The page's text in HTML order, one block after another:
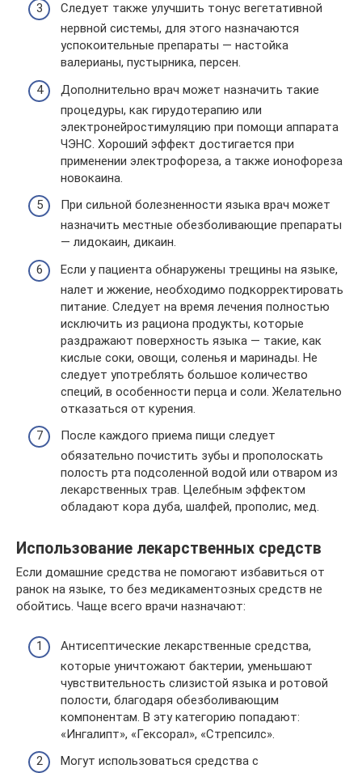
Следует также улучшить тонус вегетативной
нервной системы, для этого назначаются
успокоительные препараты — настойка
валерианы, пустырника, персен.
Дополнительно врач может назначить такие
процедуры, как гирудотерапию или
электронейростимуляцию при помощи аппарата
ЧЭНС. Хороший эффект достигается при
применении электрофореза, а также ионофореза
новокаина.
При сильной болезненности языка врач может
назначить местные обезболивающие препараты
— лидокаин, дикаин.
Если у пациента обнаружены трещины на языке,
налет и жжение, необходимо подкорректировать
питание. Следует на время лечения полностью
исключить из рациона продукты, которые
раздражают поверхность языка — такие, как
кислые соки, овощи, соленья и маринады. Не
следует употреблять большое количество
специй, в особенности перца и соли. Желательно
отказаться от курения.
После каждого приема пищи следует
обязательно почистить зубы и прополоскать
полость рта подсоленной водой или отваром из
лекарственных трав. Целебным эффектом
обладают кора дуба, шалфей, прополис, мед.
Использование лекарственных средств
Если домашние средства не помогают избавиться от
ранок на языке, то без медикаментозных средств не
обойтись. Чаще всего врачи назначают:
Антисептические лекарственные средства,
которые уничтожают бактерии, уменьшают
чувствительность слизистой языка и ротовой
полости, благодаря обезболивающим
компонентам. В эту категорию попадают:
«Ингалипт», «Гексорал», «Стрепсилс».
Могут использоваться средства с